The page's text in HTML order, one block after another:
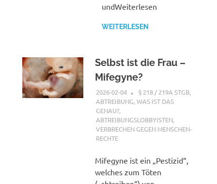
undWeiterlesen
WEITERLESEN
Selbst ist die Frau –
Mifegyne?
2026-02-04 XX
§ 218 / 219A STGB,
ABTREIBUNG, WAS IST DAS
GENAU?,
ABTREIBUNGSLOBBYISTEN,
VERBRECHEN GEGEN MENSCHEN-
RECHTE
Mifegyne ist ein „Pestizid“,
welches zum Töten